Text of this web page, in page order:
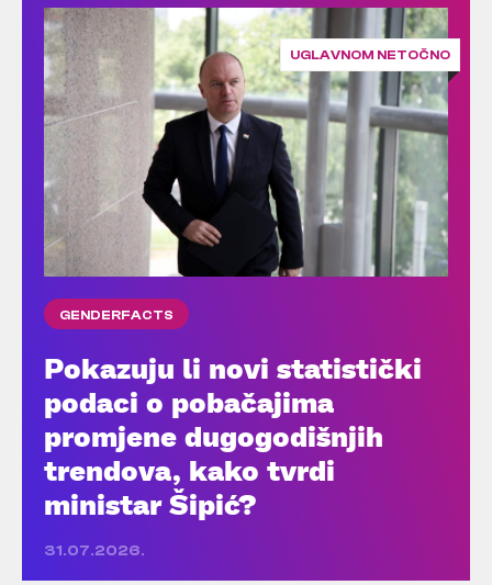
UGLAVNOM NETOČNO
GENDERFACTS
Pokazuju li novi statistički
podaci o pobačajima
promjene dugogodišnjih
trendova, kako tvrdi
ministar Šipić?
31.07.2026.